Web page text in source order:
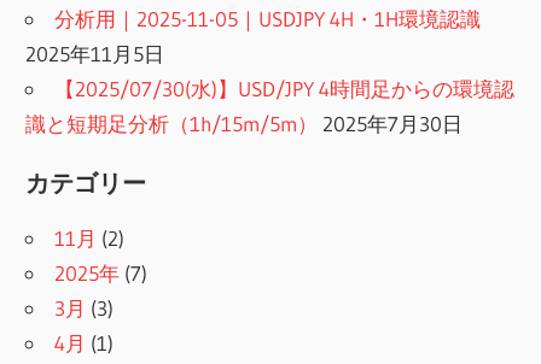
分析用｜2025-11-05｜USDJPY 4H・1H環境認識
2025年11月5日
【2025/07/30(水)】USD/JPY 4時間足からの環境認
識と短期足分析（1h/15m/5m）
2025年7月30日
カテゴリー
11月 (2)
2025年 (7)
3月 (3)
4月 (1)